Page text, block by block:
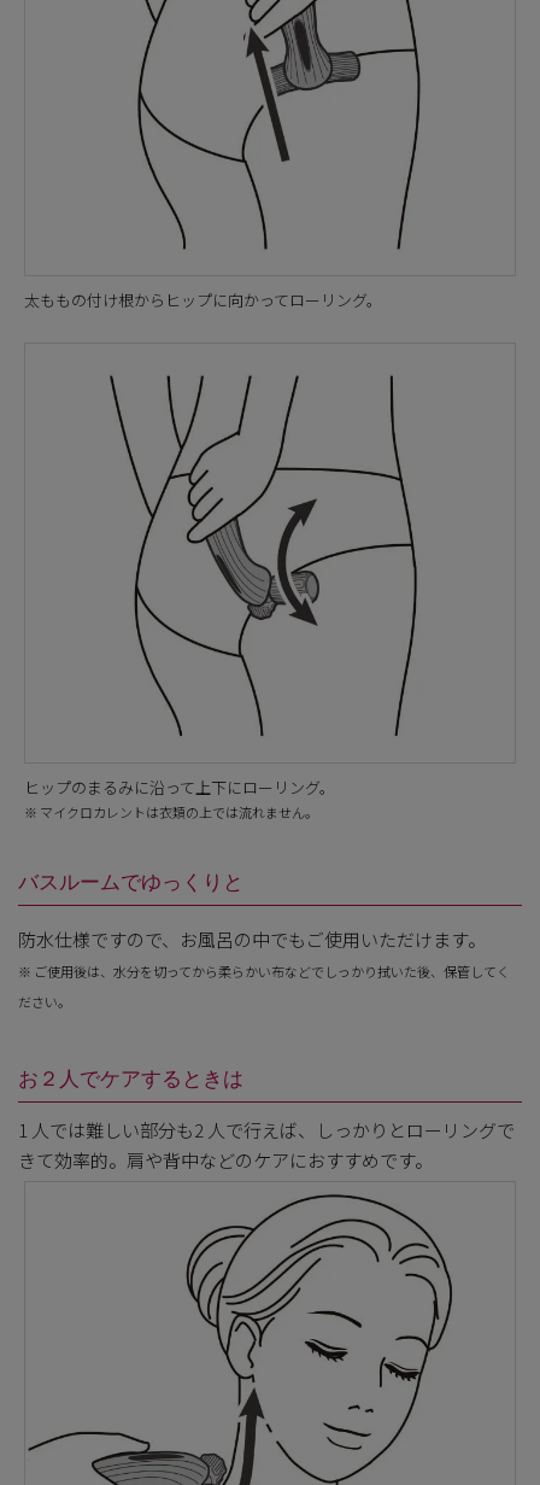
太ももの付け根からヒップに向かってローリング。
ヒップのまるみに沿って上下にローリング。
※ マイクロカレントは衣類の上では流れません。
バスルームでゆっくりと
防水仕様ですので、お風呂の中でもご使用いただけます。
※ ご使用後は、水分を切ってから柔らかい布などでしっかり拭いた後、保管してく
ださい。
お２人でケアするときは
1 人では難しい部分も2 人で行えば、しっかりとローリングで
きて効率的。肩や背中などのケアにおすすめです。